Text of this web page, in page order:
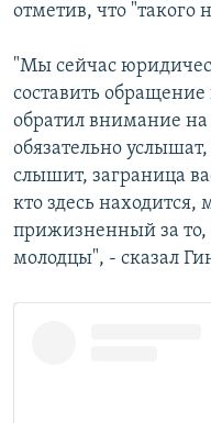
отметив, что "такого
"Мы сейчас
составить
обратил внимание
обязательно
слышит, заграница
кто здесь
прижизненный за то,
молодцы", - сказал